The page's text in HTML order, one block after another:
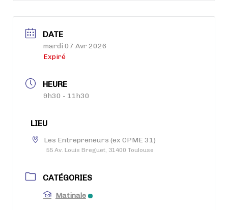
DATE
mardi 07 Avr 2026
Expiré
HEURE
9h30 - 11h30
LIEU
Les Entrepreneurs (ex CPME 31)
55 Av. Louis Breguet, 31400 Toulouse
CATÉGORIES
Matinale